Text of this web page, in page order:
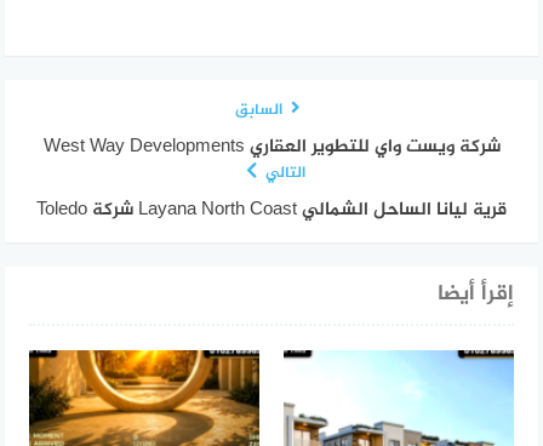
السابق
شركة ويست واي للتطوير العقاري West Way Developments
التالي
قرية ليانا الساحل الشمالي Layana North Coast شركة Toledo
إقرأ أيضا